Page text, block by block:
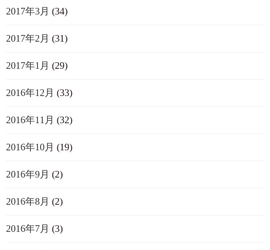
2017年3月 (34)
2017年2月 (31)
2017年1月 (29)
2016年12月 (33)
2016年11月 (32)
2016年10月 (19)
2016年9月 (2)
2016年8月 (2)
2016年7月 (3)